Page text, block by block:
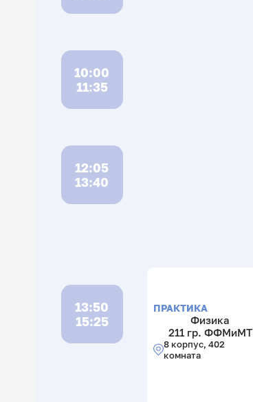
10:00
11:35
12:05
13:40
13:50
15:25
ПРАКТИКА
Физика
211 гр. ФФМиМТ
8 корпус, 402
комната